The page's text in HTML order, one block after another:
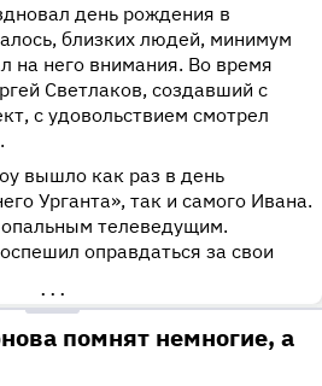
день рождения в
близких людей, минимум
на него внимания. Во время
Светлаков, создавший с
с удовольствием смотрел
вышло как раз в день
Урганта», так и самого Ивана.
телеведущим.
оправдаться за свои
•••
помнят немногие, а